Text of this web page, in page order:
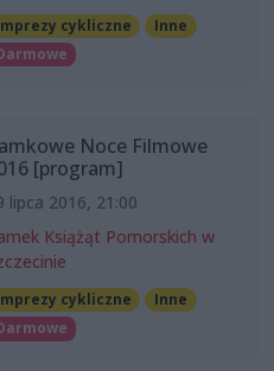
cykliczne
Inne
Noce Filmowe
[program]
lipca 2016, 21:00
Książąt Pomorskich w
cykliczne
Inne